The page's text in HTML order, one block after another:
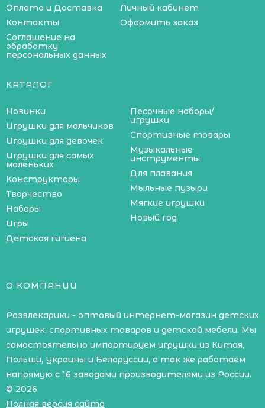
Оплата и Доставка
Контакты
Соглашение на
обработку
персональных данных
Личный кабинет
Оформить заказ
КАТАЛОГ
Новинки
Игрушки для мальчиков
Игрушки для девочек
Игрушки для самых
маленьких
Конструкторы
Творчество
Наборы
Игры
Детская гигиена
Песочные наборы/
игрушки
Спортивные товары
Музыкальные
инструменты
Для плавания
Мыльные пузыри
Мягкие игрушки
Новый год
О КОМПАНИИ
Развлекарики - оптовый интернет-магазин детских
игрушек, спортивных товаров и детской мебели. Мы
самостоятельно импортируем игрушки из Китая,
Польши, Украины и Белоруссии, а так же работаем
напрямую с 16 заводами производителями из России.
© 2026
Полная версия сайта